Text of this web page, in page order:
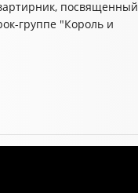
посвященный
группе "Король и